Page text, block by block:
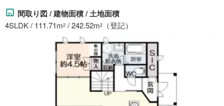
間取り図 / 建物面積 / 土地面積
4SLDK / 111.71m2 / 242.52m2 （登記）